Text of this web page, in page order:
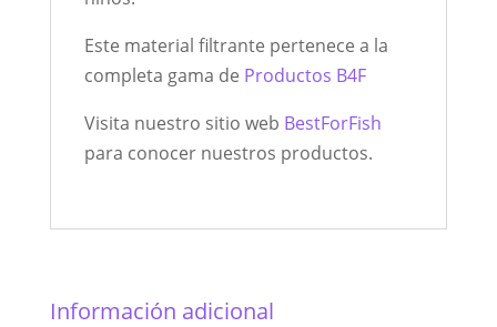
Este material filtrante pertenece a la
completa gama de Productos B4F
Visita nuestro sitio web BestForFish
para conocer nuestros productos.
Información adicional